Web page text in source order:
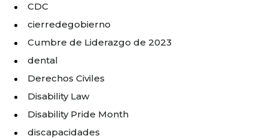
CDC
cierredegobierno
Cumbre de Liderazgo de 2023
dental
Derechos Civiles
Disability Law
Disability Pride Month
discapacidades